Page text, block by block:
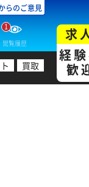
らのご意見
閲覧履歴
1
買取
求
経
歓